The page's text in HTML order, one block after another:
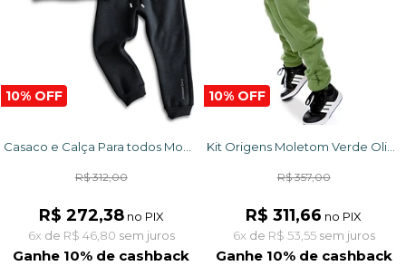
10% OFF
Casaco e Calça Para todos Momentos
R$ 312,00
R$ 272,38 no PIX
6x de R$ 46,80 sem juros
Ganhe 10% de cashback
10% OFF
Kit Origens Moletom Verde Oliva + Terra
R$ 357,00
R$ 311,66 no PIX
6x de R$ 53,55sem juros
Ganhe 10% de cashback